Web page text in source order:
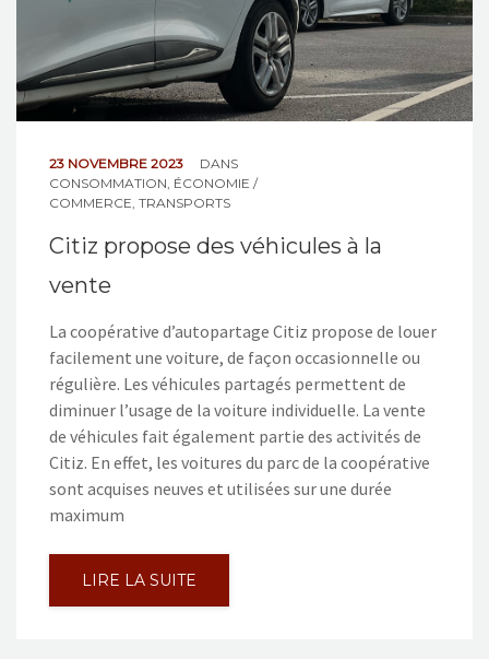
23 NOVEMBRE 2023
DANS
CONSOMMATION, ÉCONOMIE /
COMMERCE, TRANSPORTS
Citiz propose des véhicules à la
vente
La coopérative d’autopartage Citiz propose de louer
facilement une voiture, de façon occasionnelle ou
régulière. Les véhicules partagés permettent de
diminuer l’usage de la voiture individuelle. La vente
de véhicules fait également partie des activités de
Citiz. En effet, les voitures du parc de la coopérative
sont acquises neuves et utilisées sur une durée
maximum
LIRE LA SUITE